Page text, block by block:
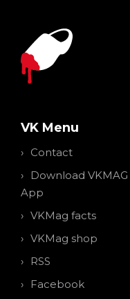
VK Menu
Contact
Download VKMAG
App
VKMag facts
VKMag shop
RSS
Facebook